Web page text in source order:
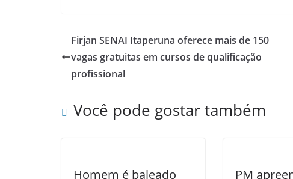
e
b
o
k
er s
A
e
Firjan SENAI Itaperuna oferece mais de 150
vagas gratuitas em cursos de qualificação
profissional
Você pode gostar também
Homem é baleado
PM